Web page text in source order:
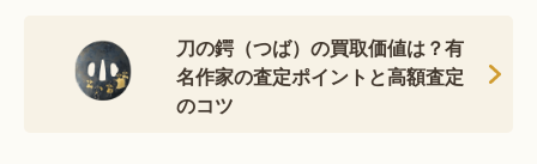
刀の鍔（つば）の買取価値は？有
名作家の査定ポイントと高額査定
のコツ